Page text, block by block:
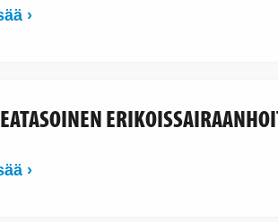
›
›